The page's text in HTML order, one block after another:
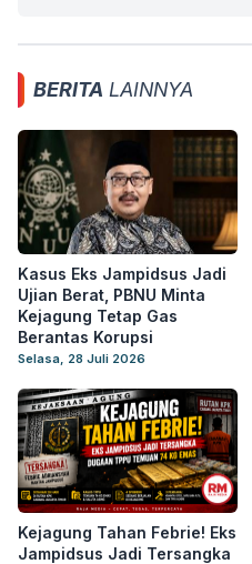
BERITA LAINNYA
Kasus Eks Jampidsus Jadi
Ujian Berat, PBNU Minta
Kejagung Tetap Gas
Berantas Korupsi
Selasa, 28 Juli 2026
Kejagung Tahan Febrie! Eks
Jampidsus Jadi Tersangka